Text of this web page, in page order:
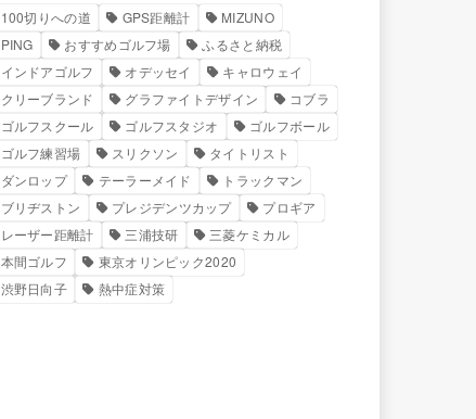
100切りへの道 GPS距離計
MIZUNO
PING
おすすめゴルフ場
ふるさと納税
インドアゴルフ
オデッセイ
キャロウェイ
クリーブランド
グラファイトデザイン
コブラ
ゴルフスクール
ゴルフスタジオ
ゴルフボール
ゴルフ練習場
スリクソン
タイトリスト
ダンロップ
テーラーメイド
トラックマン
ブリヂストン
プレジデンツカップ
プロギア
レーザー距離計
三浦技研
三菱ケミカル
本間ゴルフ
東京オリンピック2020
渋野日向子
熱中症対策